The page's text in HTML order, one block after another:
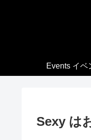
Events イベ
Sexy は